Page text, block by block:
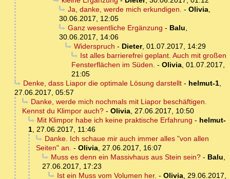
Ja, danke, werde mich erkundigen. - Olivia,
30.06.2017, 12:05
Ganz wesentliche Ergänzung - Balu,
30.06.2017, 14:06
Widerspruch - Dieter, 01.07.2017, 14:29
Ist alles barrierefrei geplant. Auch mit großen
Fensterflächen im Süden. - Olivia, 01.07.2017,
21:05
Denke, dass Liapor die optimale Lösung darstellt- helmut-1,
27.06.2017, 05:57
Danke, werde mich nochmals mit Liapor beschäftigen.
Kennst du Klimpor auch? - Olivia, 27.06.2017, 10:50
Mit Klimpor habe ich keine praktische Erfahrung - helmut-
1, 27.06.2017, 11:46
Danke. Ich schaue mir auch immer alles "von allen
Seiten" an. - Olivia, 27.06.2017, 16:07
Muss es denn ein Massivhaus aus Stein sein?- Balu,
27.06.2017, 17:23
Ist ein Muss vom Volumen her. - Olivia, 29.06.2017,